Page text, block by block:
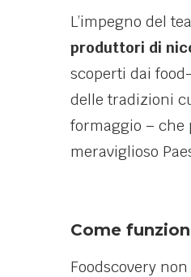
L’impegno del
produttori di
scoperti dai
delle tradizioni
formaggio – che
meraviglioso
Come
Foodscovery